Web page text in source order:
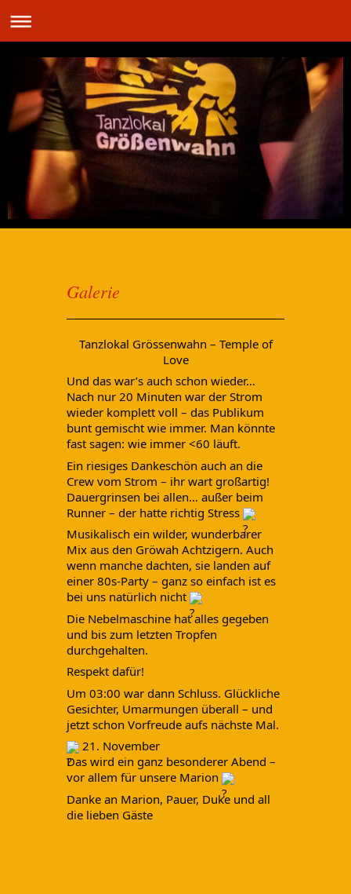
Galerie
Tanzlokal Grössenwahn – Temple of
Love
Und das war’s auch schon wieder…
Nach nur 20 Minuten war der Strom
wieder komplett voll – das Publikum
bunt gemischt wie immer. Man könnte
fast sagen: wie immer <60 läuft.
Ein riesiges Dankeschön auch an die
Crew vom Strom – ihr wart großartig!
Dauergrinsen bei allen… außer beim
Runner – der hatte richtig Stress
Musikalisch ein wilder, wunderbarer
Mix aus den Gröwah Achtzigern. Auch
wenn manche dachten, sie landen auf
einer 80s-Party – ganz so einfach ist es
bei uns natürlich nicht
Die Nebelmaschine hat alles gegeben
und bis zum letzten Tropfen
durchgehalten.
Respekt dafür!
Um 03:00 war dann Schluss. Glückliche
Gesichter, Umarmungen überall – und
jetzt schon Vorfreude aufs nächste Mal.
21. November
Das wird ein ganz besonderer Abend –
vor allem für unsere Marion
Danke an Marion, Pauer, Duke und all
die lieben Gäste